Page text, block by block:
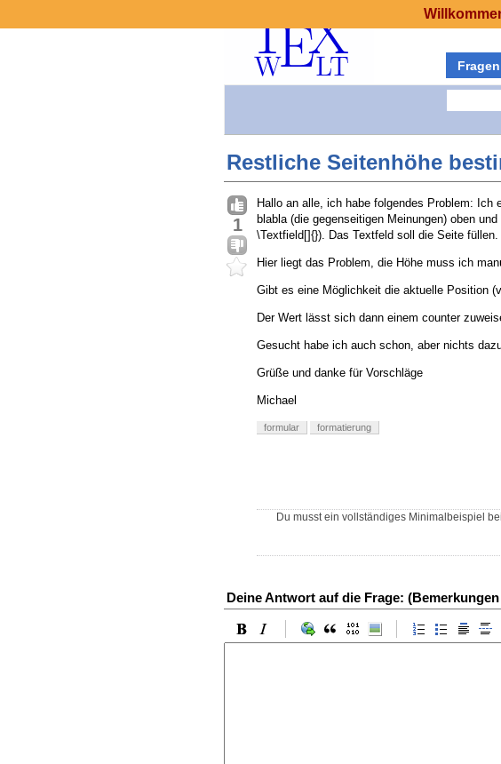
Fragen
Restliche Seitenhöhe
1
Hallo an alle, ich habe folgendes Problem:
blabla (die gegenseitigen Meinungen) oben
\Textfield[]{}). Das Textfeld soll die Seite füllen.
Hier liegt das Problem, die Höhe muss ich
Gibt es eine Möglichkeit die aktuelle Position
Der Wert lässt sich dann einem counter
Gesucht habe ich auch schon, aber nichts
Grüße und danke für Vorschläge
Michael
formular formatierung
Du musst ein vollständiges Minimalbeispiel
Deine Antwort auf die Frage: